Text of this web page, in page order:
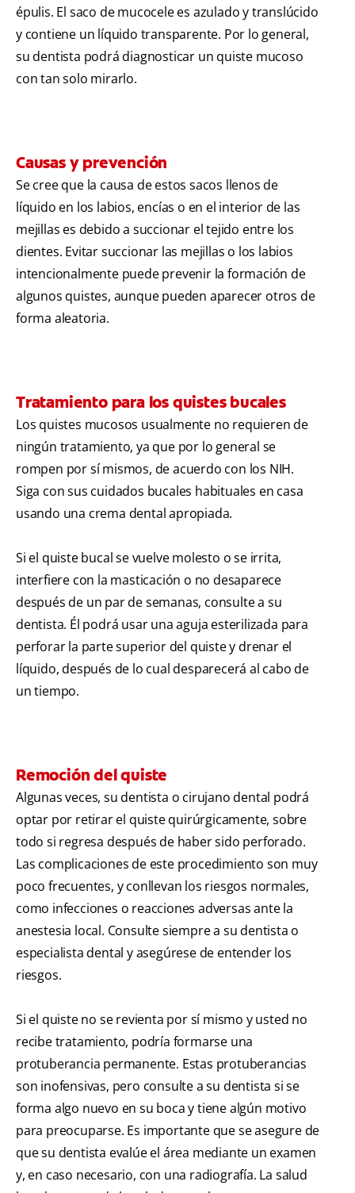
épulis. El saco de mucocele es azulado y translúcido
y contiene un líquido transparente. Por lo general,
su dentista podrá diagnosticar un quiste mucoso
con tan solo mirarlo.
Causas y prevención
Se cree que la causa de estos sacos llenos de
líquido en los labios, encías o en el interior de las
mejillas es debido a succionar el tejido entre los
dientes. Evitar succionar las mejillas o los labios
intencionalmente puede prevenir la formación de
algunos quistes, aunque pueden aparecer otros de
forma aleatoria.
Tratamiento para los quistes bucales
Los quistes mucosos usualmente no requieren de
ningún tratamiento, ya que por lo general se
rompen por sí mismos, de acuerdo con los NIH.
Siga con sus cuidados bucales habituales en casa
usando una crema dental apropiada.
Si el quiste bucal se vuelve molesto o se irrita,
interfiere con la masticación o no desaparece
después de un par de semanas, consulte a su
dentista. Él podrá usar una aguja esterilizada para
perforar la parte superior del quiste y drenar el
líquido, después de lo cual desparecerá al cabo de
un tiempo.
Remoción del quiste
Algunas veces, su dentista o cirujano dental podrá
optar por retirar el quiste quirúrgicamente, sobre
todo si regresa después de haber sido perforado.
Las complicaciones de este procedimiento son muy
poco frecuentes, y conllevan los riesgos normales,
como infecciones o reacciones adversas ante la
anestesia local. Consulte siempre a su dentista o
especialista dental y asegúrese de entender los
riesgos.
Si el quiste no se revienta por sí mismo y usted no
recibe tratamiento, podría formarse una
protuberancia permanente. Estas protuberancias
son inofensivas, pero consulte a su dentista si se
forma algo nuevo en su boca y tiene algún motivo
para preocuparse. Es importante que se asegure de
que su dentista evalúe el área mediante un examen
y, en caso necesario, con una radiografía. La salud